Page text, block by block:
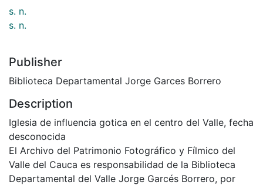
s. n.
s. n.
Publisher
Biblioteca Departamental Jorge Garces Borrero
Description
Iglesia de influencia gotica en el centro del Valle, fecha
desconocida
El Archivo del Patrimonio Fotográfico y Fílmico del
Valle del Cauca es responsabilidad de la Biblioteca
Departamental del Valle Jorge Garcés Borrero, por